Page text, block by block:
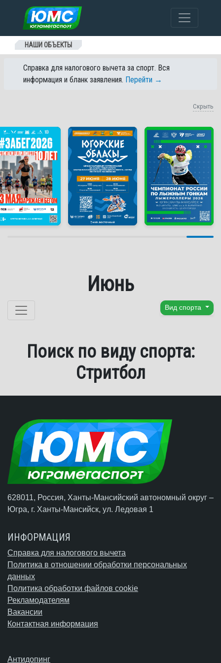
Перейти к содержанию
НАШИ ОБЪЕКТЫ
Справка для налогового вычета за спорт. Вся
информация и бланк заявления. Перейти →
Скрыть
Июнь
Перейти к содержанию Вид спорта
Поиск по виду спорта:
Стритбол
628011, Россия, Ханты-Мансийский автономный округ –
Югра, г. Ханты-Мансийск, ул. Ледовая 1
ИНФОРМАЦИЯ
Справка для налогового вычета
Политика в отношении обработки персональных
данных
Политика обработки файлов cookie
Рекламодателям
Вакансии
Контактная информация
Антидопинг